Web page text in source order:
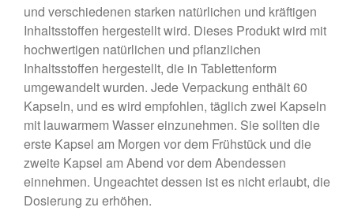
und verschiedenen starken natürlichen und kräftigen
Inhaltsstoffen hergestellt wird. Dieses Produkt wird mit
hochwertigen natürlichen und pflanzlichen
Inhaltsstoffen hergestellt, die in Tablettenform
umgewandelt wurden. Jede Verpackung enthält 60
Kapseln, und es wird empfohlen, täglich zwei Kapseln
mit lauwarmem Wasser einzunehmen. Sie sollten die
erste Kapsel am Morgen vor dem Frühstück und die
zweite Kapsel am Abend vor dem Abendessen
einnehmen. Ungeachtet dessen ist es nicht erlaubt, die
Dosierung zu erhöhen.